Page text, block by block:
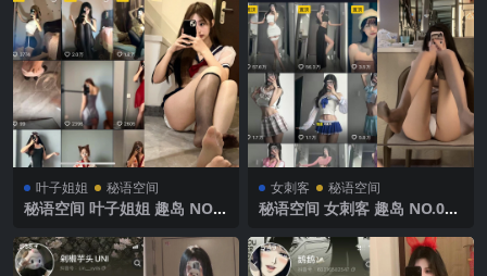
叶子姐姐 秘语空间
秘语空间 叶子姐姐 趣岛 NO.0
整版
女刺客 秘语空间
秘语空间 女刺客 趣岛 NO.005